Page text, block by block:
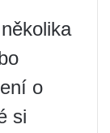
o
si